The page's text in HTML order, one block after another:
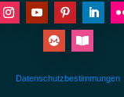
Datenschutzbestimmungen